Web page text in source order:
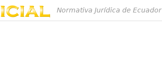
Normativa Jurídica de Ecuador